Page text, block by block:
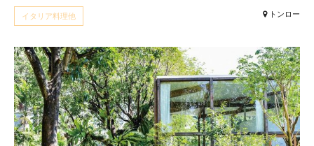
トンロー
イタリア料理他